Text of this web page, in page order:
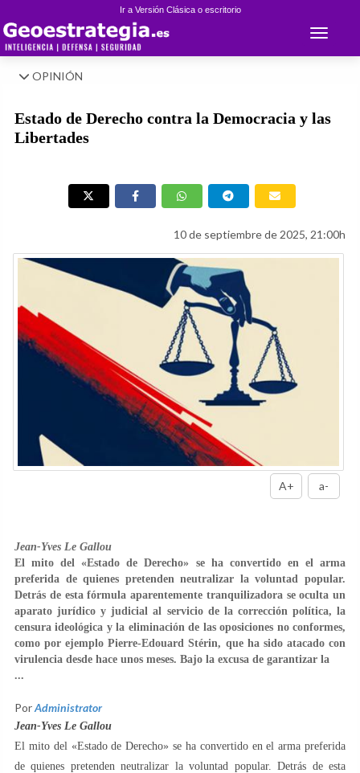
Ir a Versión Clásica o escritorio
Toggle
OPINIÓN
Estado de Derecho contra la Democracia y las
Libertades
10 de septiembre de 2025, 21:00h
A+ a-
Jean-Yves Le Gallou
El mito del «Estado de Derecho» se ha convertido en el arma
preferida de quienes pretenden neutralizar la voluntad popular.
Detrás de esta fórmula aparentemente tranquilizadora se oculta un
aparato jurídico y judicial al servicio de la corrección política, la
censura ideológica y la eliminación de las oposiciones no conformes,
como por ejemplo Pierre-Edouard Stérin, que ha sido atacado con
virulencia desde hace unos meses. Bajo la excusa de garantizar la
...
PorAdministrator
Jean-Yves Le Gallou
El mito del «Estado de Derecho» se ha convertido en el arma preferida
de quienes pretenden neutralizar la voluntad popular. Detrás de esta